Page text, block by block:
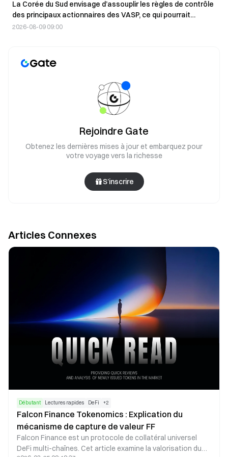
La Corée du Sud envisage d’assouplir les règles de contrôle
des principaux actionnaires des VASP, ce qui pourrait
changer la donne en matière de fusions-acquisitions
2026-08-09 09:00
Rejoindre Gate
Obtenez les dernières mises à jour et embarquez pour
votre voyage vers la richesse
S’inscrire
Articles Connexes
Débutant Lectures rapides DeFi +2
Falcon Finance Tokenomics : Explication du
mécanisme de capture de valeur FF
Falcon Finance est un protocole de collatéral universel
DeFi multi-chaînes. Cet article examine la valorisation du